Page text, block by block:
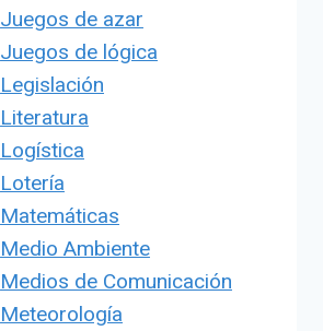
Juegos de azar
Juegos de lógica
Legislación
Literatura
Logística
Lotería
Matemáticas
Medio Ambiente
Medios de Comunicación
Meteorología